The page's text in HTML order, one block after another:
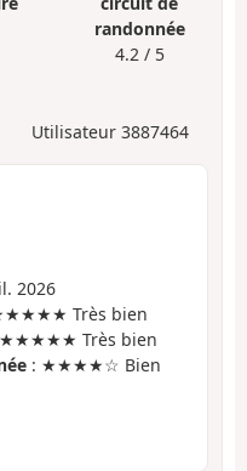
randonnée
4.2 / 5
Utilisateur 3887464
2026
Très bien
Très bien
: ★★★★☆ Bien